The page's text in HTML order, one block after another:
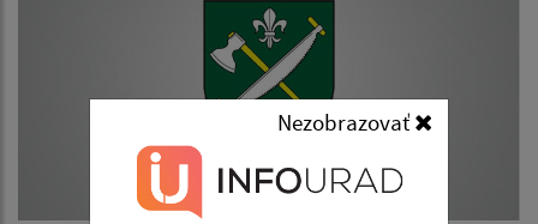
Nezobrazovať